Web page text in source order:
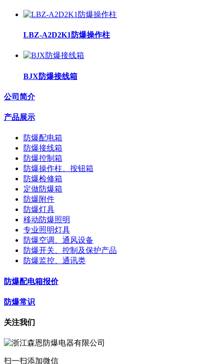
LBZ-A2D2K1防爆操作柱
BJX防爆接线箱
公司简介
产品展示
防爆配电箱
防爆接线箱
防爆控制箱
防爆操作柱、按钮箱
防爆检修箱
定做防爆箱
防爆附件
防爆灯具
移动防爆照明
专业照明灯具
防爆空调、通风设备
防爆开关、控制及保护产品
防爆监控、通讯类
防爆配电箱报价
防爆常识
关注我们
扫一扫添加微信